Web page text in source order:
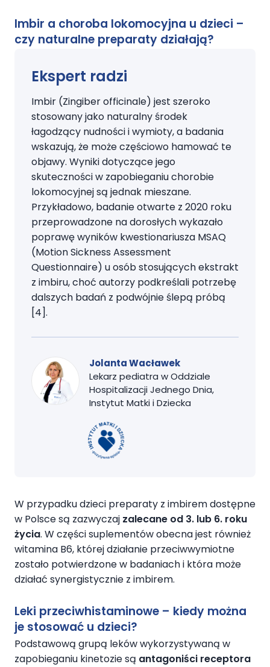
Imbir a choroba lokomocyjna u dzieci –
czy naturalne preparaty działają?
Ekspert radzi
Imbir (Zingiber officinale) jest szeroko
stosowany jako naturalny środek
łagodzący nudności i wymioty, a badania
wskazują, że może częściowo hamować te
objawy. Wyniki dotyczące jego
skuteczności w zapobieganiu chorobie
lokomocyjnej są jednak mieszane.
Przykładowo, badanie otwarte z 2020 roku
przeprowadzone na dorosłych wykazało
poprawę wyników kwestionariusza MSAQ
(Motion Sickness Assessment
Questionnaire) u osób stosujących ekstrakt
z imbiru, choć autorzy podkreślali potrzebę
dalszych badań z podwójnie ślepą próbą
[4].
Jolanta Wacławek
Lekarz pediatra w Oddziale
Hospitalizacji Jednego Dnia,
Instytut Matki i Dziecka
W przypadku dzieci preparaty z imbirem dostępne
w Polsce są zazwyczaj zalecane od 3. lub 6. roku
życia. W części suplementów obecna jest również
witamina B6, której działanie przeciwwymiotne
zostało potwierdzone w badaniach i która może
działać synergistycznie z imbirem.
Leki przeciwhistaminowe – kiedy można
je stosować u dzieci?
Podstawową grupą leków wykorzystywaną w
zapobieganiu kinetozie są antagoniści receptora